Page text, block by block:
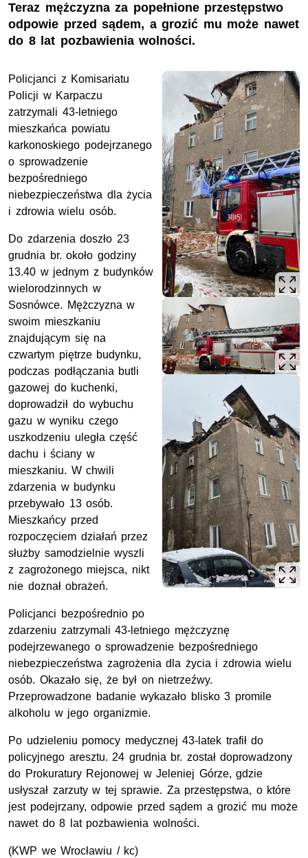
Teraz mężczyzna za popełnione przestępstwo
odpowie przed sądem, a grozić mu może nawet
do 8 lat pozbawienia wolności.
Policjanci z Komisariatu
Policji w Karpaczu
zatrzymali 43-letniego
mieszkańca powiatu
karkonoskiego podejrzanego
o sprowadzenie
bezpośredniego
niebezpieczeństwa dla życia
i zdrowia wielu osób.
Do zdarzenia doszło 23
grudnia br. około godziny
13.40 w jednym z budynków
wielorodzinnych w
Sosnówce. Mężczyzna w
swoim mieszkaniu
znajdującym się na
czwartym piętrze budynku,
podczas podłączania butli
gazowej do kuchenki,
doprowadził do wybuchu
gazu w wyniku czego
uszkodzeniu uległa część
dachu i ściany w
mieszkaniu. W chwili
zdarzenia w budynku
przebywało 13 osób.
Mieszkańcy przed
rozpoczęciem działań przez
służby samodzielnie wyszli
z zagrożonego miejsca, nikt
nie doznał obrażeń.
Policjanci bezpośrednio po
zdarzeniu zatrzymali 43-letniego mężczyznę
podejrzewanego o sprowadzenie bezpośredniego
niebezpieczeństwa zagrożenia dla życia i zdrowia wielu
osób. Okazało się, że był on nietrzeźwy.
Przeprowadzone badanie wykazało blisko 3 promile
alkoholu w jego organizmie.
Po udzieleniu pomocy medycznej 43-latek trafił do
policyjnego aresztu. 24 grudnia br. został doprowadzony
do Prokuratury Rejonowej w Jeleniej Górze, gdzie
usłyszał zarzuty w tej sprawie. Za przestępstwa, o które
jest podejrzany, odpowie przed sądem a grozić mu może
nawet do 8 lat pozbawienia wolności.
(KWP we Wrocławiu / kc)